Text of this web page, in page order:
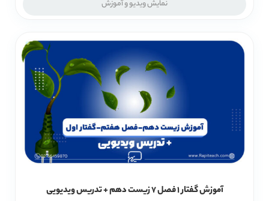
نمایش ویدیو و آموزش
آموزش گفتار 1 فصل 7 زیست دهم + تدریس ویدیویی